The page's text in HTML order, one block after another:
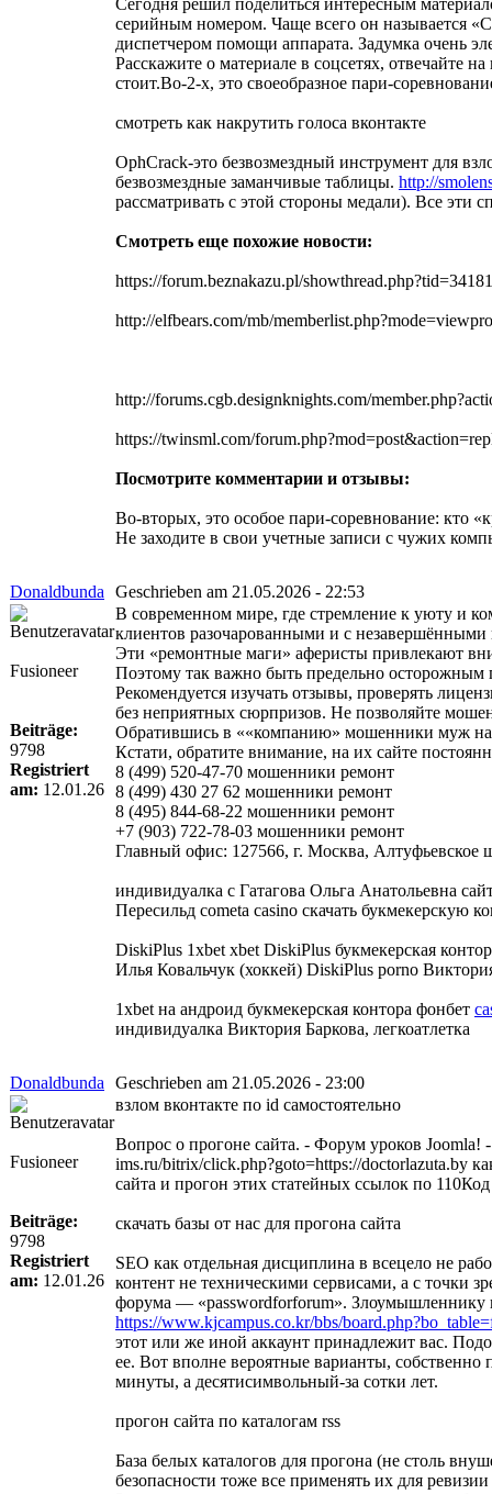
серийным номером. Чаще всего он называется
диспетчером помощи аппарата. Задумка очень
Расскажите о материале в соцсетях, отвечайте
стоит.Во-2-х, это своеобразное пари-
смотреть как накрутить голоса вконтакте
OphCrack-это безвозмездный инструмент для
безвозмездные заманчивые таблицы. http://
рассматривать с этой стороны медали). Все
Смотреть еще похожие новости:
https://forum.beznakazu.pl/
http://elfbears.com/mb/
http://forums.cgb.designknights.com/
https://twinsml.com/
Посмотрите комментарии и отзывы:
Во-вторых, это особое пари-соревнование: кто
Не заходите в свои учетные записи с чужих
Donaldbunda Geschrieben am 21.05.2026 - 22:53
Fusioneer
Beiträge:
9798
Registriert
am: 12.01.26
В современном мире, где стремление к уюту и
клиентов разочарованными и с незавершёнными
Эти «ремонтные маги» аферисты привлекают
Поэтому так важно быть предельно
Рекомендуется изучать отзывы, проверять
без неприятных сюрпризов. Не позволяйте
Обратившись в ««компанию» мошенники муж на
Кстати, обратите внимание, на их сайте
8 (499) 520-47-70 мошенники ремонт
8 (499) 430 27 62 мошенники ремонт
8 (495) 844-68-22 мошенники ремонт
+7 (903) 722-78-03 мошенники ремонт
Главный офис: 127566, г. Москва, Алтуфьевское
индивидуалка с Гатагова Ольга Анатольевна
Пересильд cometa casino скачать букмекерскую
DiskiPlus 1xbet xbet DiskiPlus букмекерская
Илья Ковальчук (хоккей) DiskiPlus porno
1xbet на андроид букмекерская контора фонбет
индивидуалка Виктория Баркова, легкоатлетка
Donaldbunda Geschrieben am 21.05.2026 - 23:00
Fusioneer
Beiträge:
9798
Registriert
am: 12.01.26
взлом вконтакте по id самостоятельно
Вопрос о прогоне сайта. - Форум уроков Joomla!
ims.ru/bitrix/click.php?goto=https://doctorlazuta.by
сайта и прогон этих статейных ссылок по
скачать базы от нас для прогона сайта
SEO как отдельная дисциплина в всецело не
контент не техническими сервисами, а с точки
форума — «passwordforforum». Злоумышленнику
https://www.kjcampus.co.kr/bbs/
этот или же иной аккаунт принадлежит вас.
ее. Вот вполне вероятные варианты,
минуты, а десятисимвольный-за сотки лет.
прогон сайта по каталогам rss
База белых каталогов для прогона (не столь
безопасности тоже все применять их для